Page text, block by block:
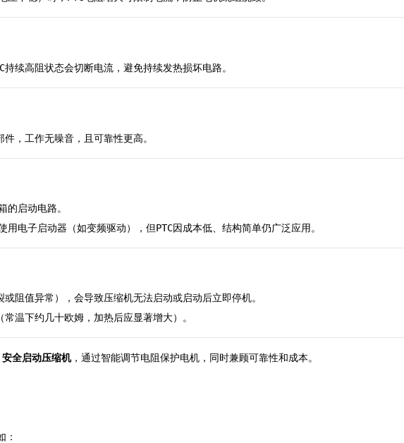
续高阻状态会切断电流，避免持续发热损坏电路。
，工作无噪音，且可靠性更高。
的启动电路。
用电子启动器（如变频驱动），但PTC因成本低、结构简单仍广泛应用。
或阻值异常），会导致压缩机无法启动或启动后立即停机。
温下约几十欧姆，加热后应显著增大）。
安全启动压缩机，通过智能调节电阻保护电机，同时兼顾可靠性和成本。
：